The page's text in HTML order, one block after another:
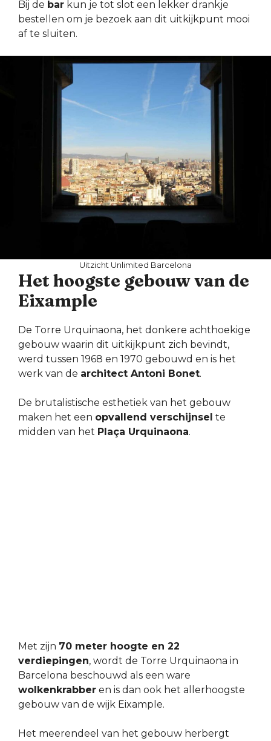
Bij de bar kun je tot slot een lekker drankje
bestellen om je bezoek aan dit uitkijkpunt mooi
af te sluiten.
Uitzicht Unlimited Barcelona
Het hoogste gebouw van de
Eixample
De Torre Urquinaona, het donkere achthoekige
gebouw waarin dit uitkijkpunt zich bevindt,
werd tussen 1968 en 1970 gebouwd en is het
werk van de architect Antoni Bonet.
De brutalistische esthetiek van het gebouw
maken het een opvallend verschijnsel te
midden van het Plaça Urquinaona.
Met zijn 70 meter hoogte en 22
verdiepingen, wordt de Torre Urquinaona in
Barcelona beschouwd als een ware
wolkenkrabber en is dan ook het allerhoogste
gebouw van de wijk Eixample.
Het meerendeel van het gebouw herbergt